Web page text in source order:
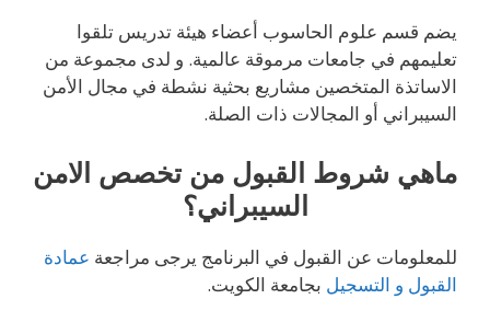
يضم قسم علوم الحاسوب أعضاء هيئة تدريس تلقوا
تعليمهم في جامعات مرموقة عالمية. و لدى مجموعة من
الاساتذة المتخصين مشاريع بحثية نشطة في مجال الأمن
السيبراني أو المجالات ذات الصلة.
ماهي شروط القبول من تخصص الامن
السيبراني؟
للمعلومات عن القبول في البرنامج يرجى مراجعة عمادة
القبول و التسجيل بجامعة الكويت.